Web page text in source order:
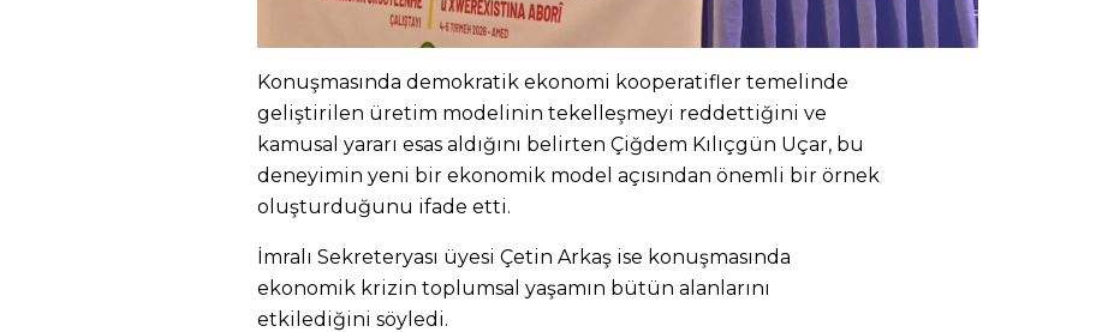
Konuşmasında demokratik ekonomi kooperatifler temelinde
geliştirilen üretim modelinin tekelleşmeyi reddettiğini ve
kamusal yararı esas aldığını belirten Çiğdem Kılıçgün Uçar, bu
deneyimin yeni bir ekonomik model açısından önemli bir örnek
oluşturduğunu ifade etti.
İmralı Sekreteryası üyesi Çetin Arkaş ise konuşmasında
ekonomik krizin toplumsal yaşamın bütün alanlarını
etkilediğini söyledi.